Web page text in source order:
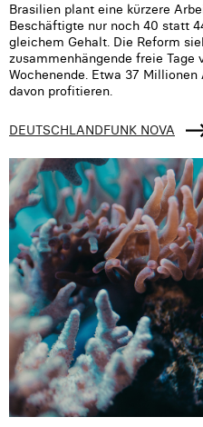
Brasilien plant eine kürzere
Beschäftigte nur noch 40 statt
gleichem Gehalt. Die Reform
zusammenhängende freie Tage
Wochenende. Etwa 37
davon profitieren.
DEUTSCHLANDFUNK NOVA